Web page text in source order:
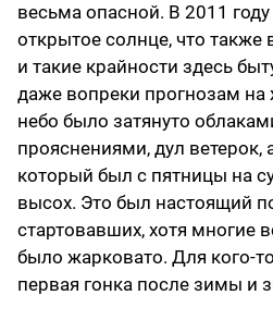
весьма опасной. В 2011
открытое солнце, что также
и такие крайности здесь
даже вопреки прогнозам на
небо было затянуто
прояснениями, дул ветерок,
который был с пятницы на
высох. Это был настоящий
стартовавших, хотя многие
было жарковато. Для кого-
первая гонка после зимы и